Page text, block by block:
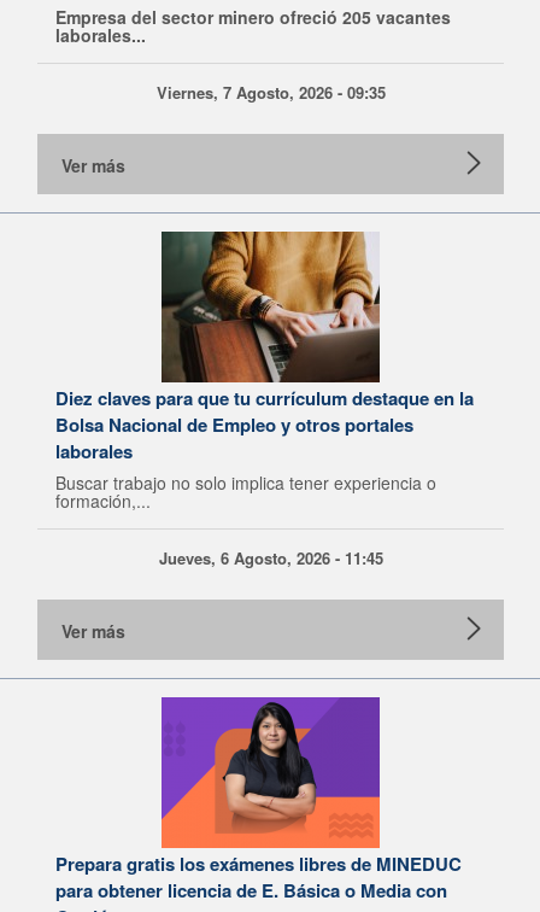
Empresa del sector minero ofreció 205 vacantes
laborales...
Viernes, 7 Agosto, 2026 - 09:35
Ver más
Diez claves para que tu currículum destaque en la
Bolsa Nacional de Empleo y otros portales
laborales
Buscar trabajo no solo implica tener experiencia o
formación,...
Jueves, 6 Agosto, 2026 - 11:45
Ver más
Prepara gratis los exámenes libres de MINEDUC
para obtener licencia de E. Básica o Media con